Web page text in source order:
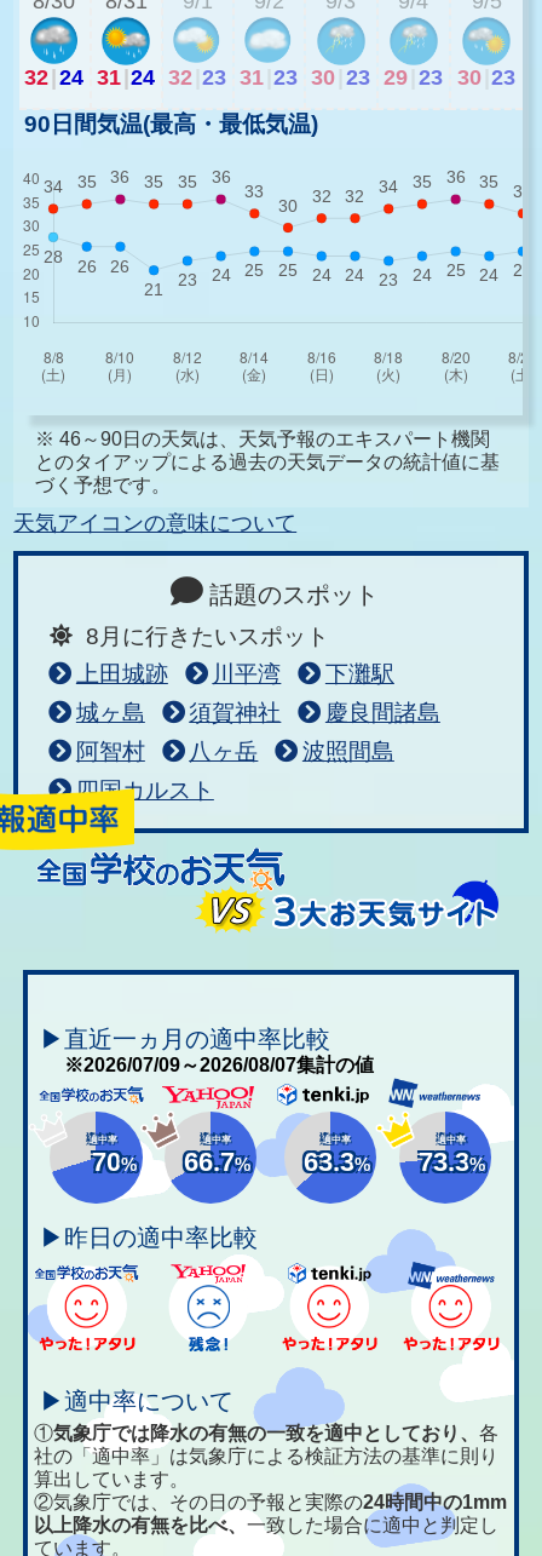
32|24 31|24 32 23 31 23 30 23 29 23 30 23
90日間気温(最高・最低気温)
※ 46～90日の天気は、天気予報のエキスパート機関
とのタイアップによる過去の天気データの統計値に基
づく予想です。
天気アイコンの意味について
話題のスポット
8月に行きたいスポット
上田城跡
川平湾
下灘駅
城ヶ島
須賀神社
慶良間諸島
阿智村
八ヶ岳
波照間島
四国カルスト
▶直近一ヵ月の適中率比較
※2026/07/09～2026/08/07集計の値
適中率
70%
適中率
66.7%
適中率
63.3%
適中率
73.3%
▶昨日の適中率比較
▶適中率について
①気象庁では降水の有無の一致を適中としており、各
社の「適中率」は気象庁による検証方法の基準に則り
算出しています。
②気象庁では、その日の予報と実際の24時間中の1mm
以上降水の有無を比べ、一致した場合に適中と判定し
ています。